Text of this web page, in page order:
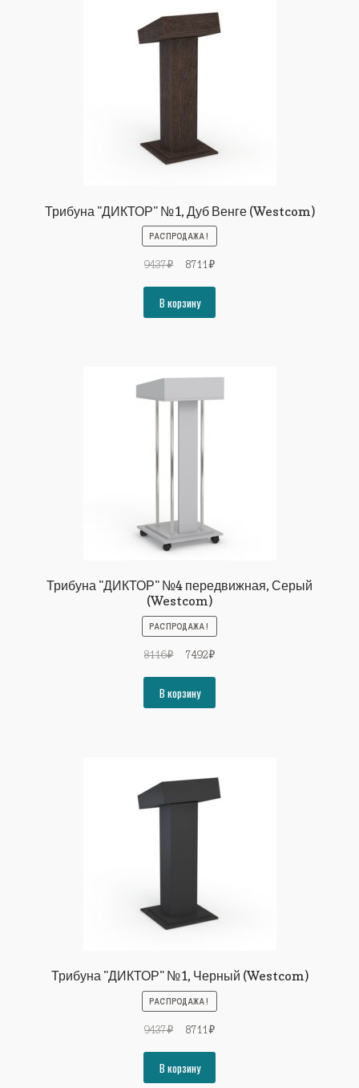
Трибуна "ДИКТОР" №1, Дуб Венге (Westcom)
РАСПРОДАЖА!
9437₽
Первоначальная
составляла
9437₽.
8711 ₽Текущая
В корзину
Трибуна "ДИКТОР" №4 передвижная, Серый
(Westcom)
РАСПРОДАЖА!
8116₽
Первоначальная
составляла
8116₽.
7492₽Текущая
В корзину
Трибуна "ДИКТОР" №1, Черный (Westcom)
РАСПРОДАЖА!
9437₽
Первоначальная
составляла
9437₽.
8711 ₽Текущая
В корзину